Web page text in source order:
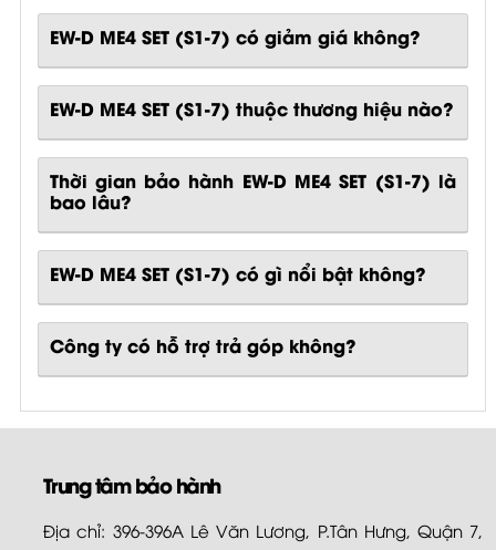
EW-D ME4 SET (S1-7) có giảm giá không?
EW-D ME4 SET (S1-7) thuộc thương hiệu nào?
Thời gian bảo hành EW-D ME4 SET (S1-7) là
bao lâu?
EW-D ME4 SET (S1-7) có gì nổi bật không?
Công ty có hỗ trợ trả góp không?
Trung tâm bảo hành
Địa chỉ: 396-396A Lê Văn Lương, P.Tân Hưng, Quận 7,